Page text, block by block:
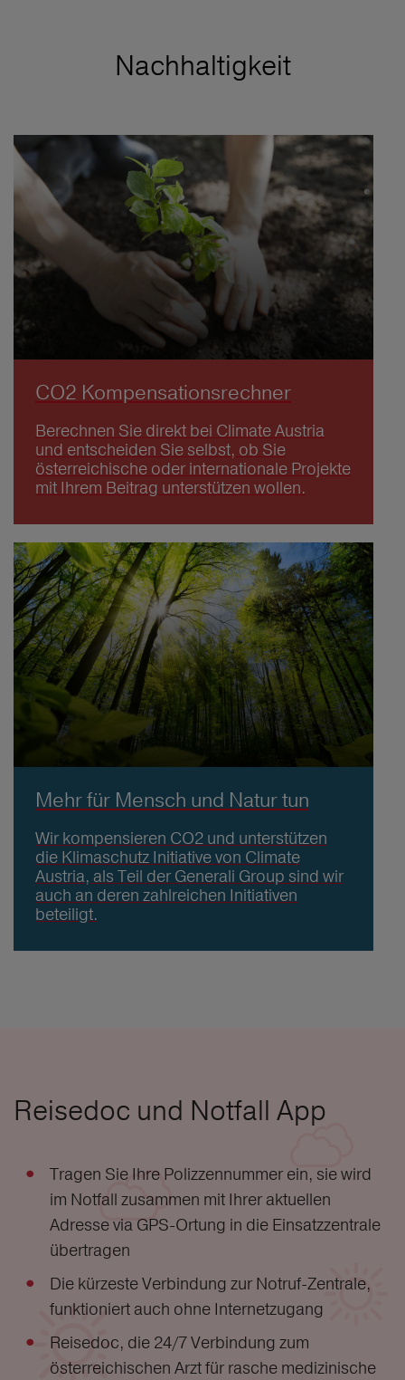
Nachhaltigkeit
CO2 Kompensationsrechner
Berechnen Sie direkt bei Climate Austria
und entscheiden Sie selbst, ob Sie
österreichische oder internationale Projekte
mit Ihrem Beitrag unterstützen wollen.
Mehr für Mensch und Natur tun
Wir kompensieren CO2 und unterstützen
die Klimaschutz Initiative von Climate
Austria, als Teil der Generali Group sind wir
auch an deren zahlreichen Initiativen
beteiligt.
Reisedoc und Notfall App
Tragen Sie Ihre Polizzennummer ein, sie wird
im Notfall zusammen mit Ihrer aktuellen
Adresse via GPS-Ortung in die Einsatzzentrale
übertragen
Die kürzeste Verbindung zur Notruf-Zentrale,
funktioniert auch ohne Internetzugang
Reisedoc, die 24/7 Verbindung zum
österreichischen Arzt für rasche medizinische